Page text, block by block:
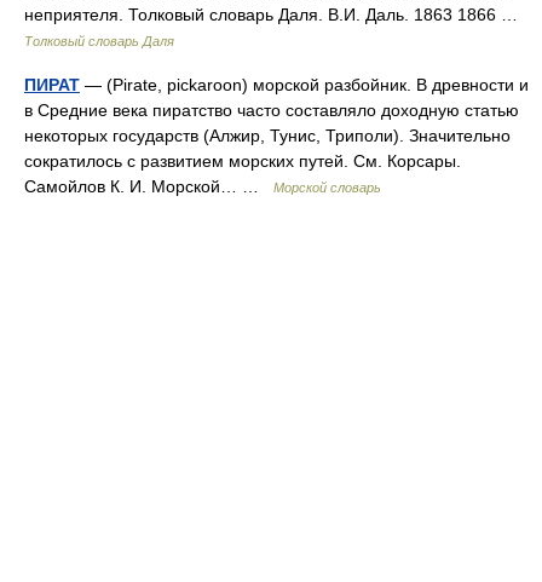
неприятеля. Толковый словарь Даля. В.И. Даль. 1863 1866 …
Толковый словарь Даля
ПИРАТ — (Pirate, pickaroon) морской разбойник. В древности и
в Средние века пиратство часто составляло доходную статью
некоторых государств (Алжир, Тунис, Триполи). Значительно
сократилось с развитием морских путей. См. Корсары.
Самойлов К. И. Морской… …
Морской словарь